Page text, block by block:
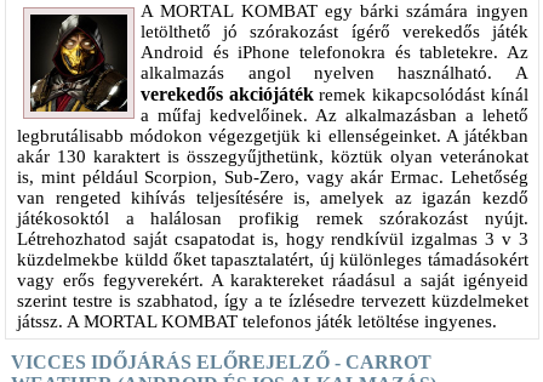
A MORTAL KOMBAT egy bárki számára ingyen
letölthető jó szórakozást ígérő verekedős játék
Android és iPhone telefonokra és tabletekre. Az
alkalmazás angol nyelven használható. A
verekedős akciójátékremek kikapcsolódást kínál
a műfaj kedvelőinek. Az alkalmazásban a lehető
legbrutálisabb módokon végezgetjük ki ellenségeinket. A játékban
akár 130 karaktert is összegyűjthetünk, köztük olyan veteránokat
is, mint például Scorpion, Sub-Zero, vagy akár Ermac. Lehetőség
van rengeted kihívás teljesítésére is, amelyek az igazán kezdő
játékosoktól a halálosan profikig remek szórakozást nyújt.
Létrehozhatod saját csapatodat is, hogy rendkívül izgalmas 3 v 3
küzdelmekbe küldd őket tapasztalatért, új különleges támadásokért
vagy erős fegyverekért. A karaktereket ráadásul a saját igényeid
szerint testre is szabhatod, így a te ízlésedre tervezett küzdelmeket
játssz. A MORTAL KOMBAT telefonos játék letöltése ingyenes.
VICCES IDŐJÁRÁS ELŐREJELZŐ - CARROT